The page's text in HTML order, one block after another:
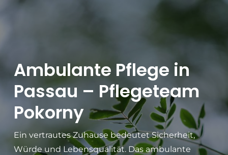
Ambulante Pflege in
Passau – Pflegeteam
Pokorny
Ein vertrautes Zuhause bedeutet Sicherheit,
Würde und Lebensqualität. Das ambulante